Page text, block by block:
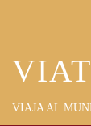
VIAJA AL